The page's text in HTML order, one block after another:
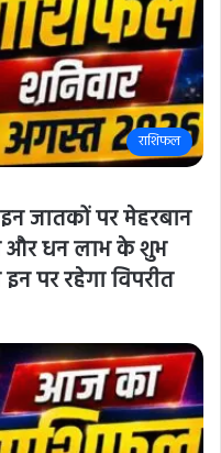
राशिफल
जातकों पर मेहरबान
और धन लाभ के शुभ
पर रहेगा विपरीत